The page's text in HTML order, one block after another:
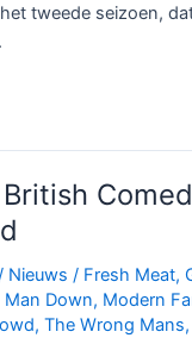
tweede seizoen,
Nieuws / Fresh Meat,
Man Down, Modern
,The Wrong Mans